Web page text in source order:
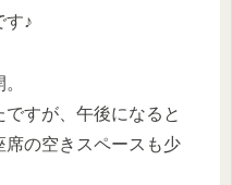
す♪
すが、午後になると
席の空きスペースも少